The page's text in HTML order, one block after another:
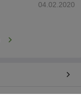
04.02.2020